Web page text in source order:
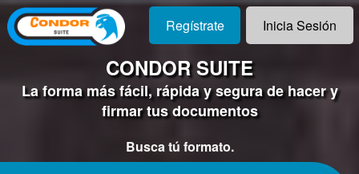
Inicia Sesión
Regístrate
CONDOR SUITE
La forma más fácil, rápida y segura de hacer y
firmar tus documentos
Busca tú formato.